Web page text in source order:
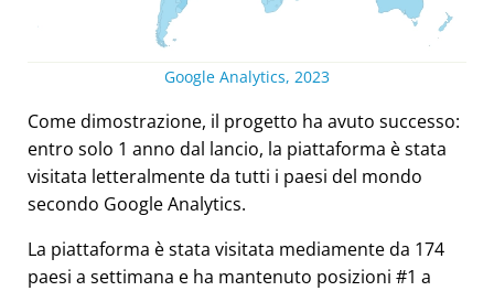
Google Analytics, 2023
Come dimostrazione, il progetto ha avuto successo:
entro solo 1 anno dal lancio, la piattaforma è stata
visitata letteralmente da tutti i paesi del mondo
secondo Google Analytics.
La piattaforma è stata visitata mediamente da 174
paesi a settimana e ha mantenuto posizioni #1 a